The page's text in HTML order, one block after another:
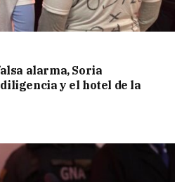
alarma, Soria
y el hotel de la